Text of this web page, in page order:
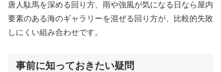
唐人駄馬を深める回り方、雨や強風が気になる日なら屋内
要素のある海のギャラリーを混ぜる回り方が、比較的失敗
しにくい組み合わせです。
事前に知っておきたい疑問